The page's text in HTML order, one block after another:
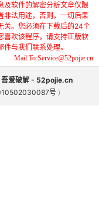
及软件的解密分析文章仅限
非法用途，否则，一切后果
关。您必须在下载后的24个
喜欢该程序，请支持正版软
与我们联系处理。
Mail To:Service@52pojie.cn
吾爱破解 - 52pojie.cn
号 )